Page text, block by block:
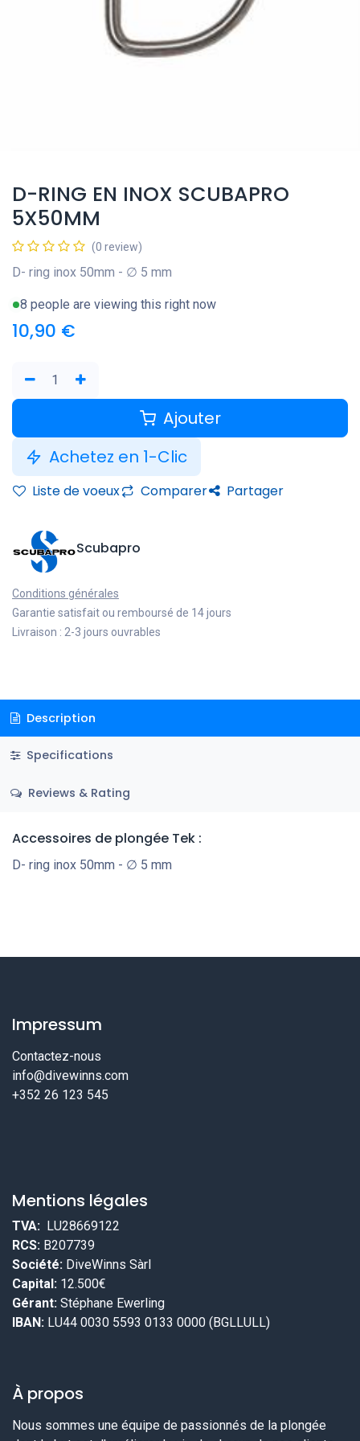
D-RING EN INOX SCUBAPRO
5X50MM
(0 review)
D- ring inox 50mm - ∅ 5 mm
8 people are viewing this right now
10,90 €
Ajouter
Achetez en 1-Clic
Liste de voeux Comparer Partager
Scubapro
Conditions générales
Garantie satisfait ou remboursé de 14 jours
Livraison : 2-3 jours ouvrables
Description
Specifications
Reviews & Rating
Accessoires de plongée Tek :
D- ring inox 50mm - ∅ 5 mm
Impressum
Contactez-nous
info@divewinns.com
+352 26 123 545
Mentions légales
TVA: LU28669122
RCS: B207739
Société: DiveWinns Sàrl
Capital: 12.500€
Gérant: Stéphane Ewerling
IBAN: LU44 0030 5593 0133 0000 (BGLLULL)
À propos
Nous sommes une équipe de passionnés de la plongée